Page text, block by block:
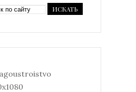
ИСКАТЬ